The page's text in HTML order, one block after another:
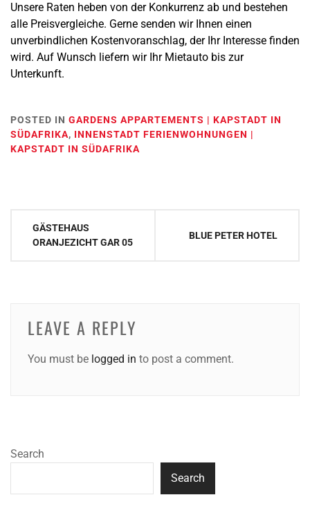
Unsere Raten heben von der Konkurrenz ab und bestehen
alle Preisvergleiche. Gerne senden wir Ihnen einen
unverbindlichen Kostenvoranschlag, der Ihr Interesse finden
wird. Auf Wunsch liefern wir Ihr Mietauto bis zur
Unterkunft.
POSTED IN GARDENS APPARTEMENTS | KAPSTADT IN
SÜDAFRIKA, INNENSTADT FERIENWOHNUNGEN |
KAPSTADT IN SÜDAFRIKA
Post
navigation
GÄSTEHAUS
ORANJEZICHT GAR 05
BLUE PETER HOTEL
LEAVE A REPLY
You must be logged in to post a comment.
Search
Search